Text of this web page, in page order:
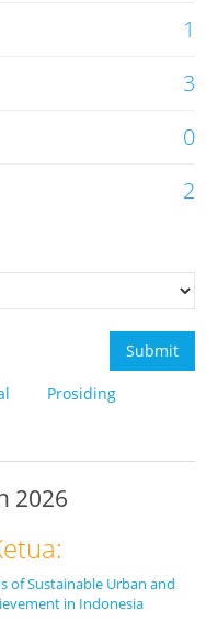
1
3
0
2
Submit
Prosiding
2026
of Sustainable Urban and
in Indonesia